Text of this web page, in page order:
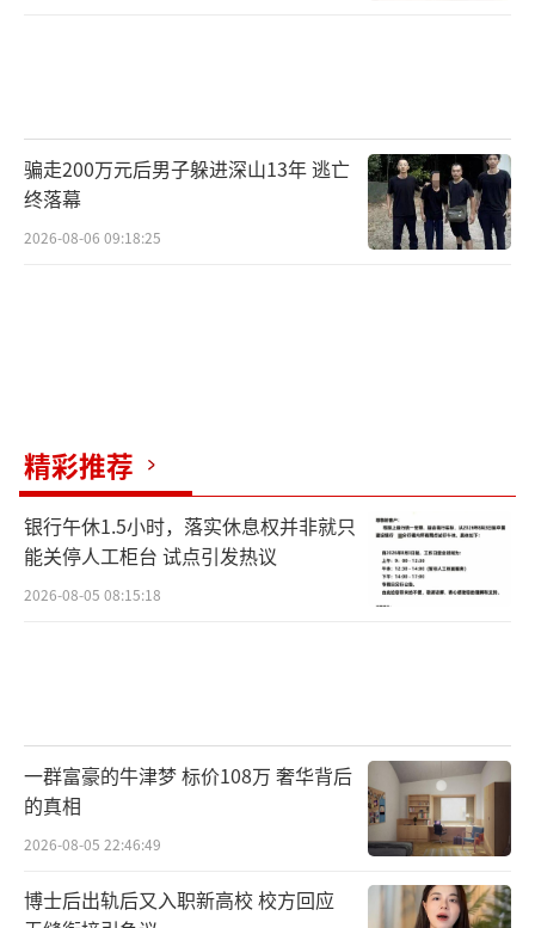
骗走200万元后男子躲进深山13年 逃亡
终落幕
2026-08-06 09:18:25
精彩推荐
银行午休1.5小时，落实休息权并非就只
能关停人工柜台 试点引发热议
2026-08-05 08:15:18
一群富豪的牛津梦 标价108万 奢华背后
的真相
2026-08-05 22:46:49
博士后出轨后又入职新高校 校方回应